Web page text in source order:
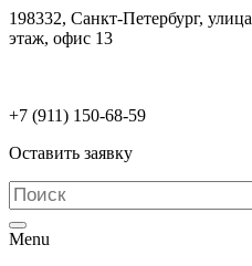
198332, Санкт-Петербург,
этаж, офис 13
+7 (911) 150-68-59
Оставить заявку
Menu